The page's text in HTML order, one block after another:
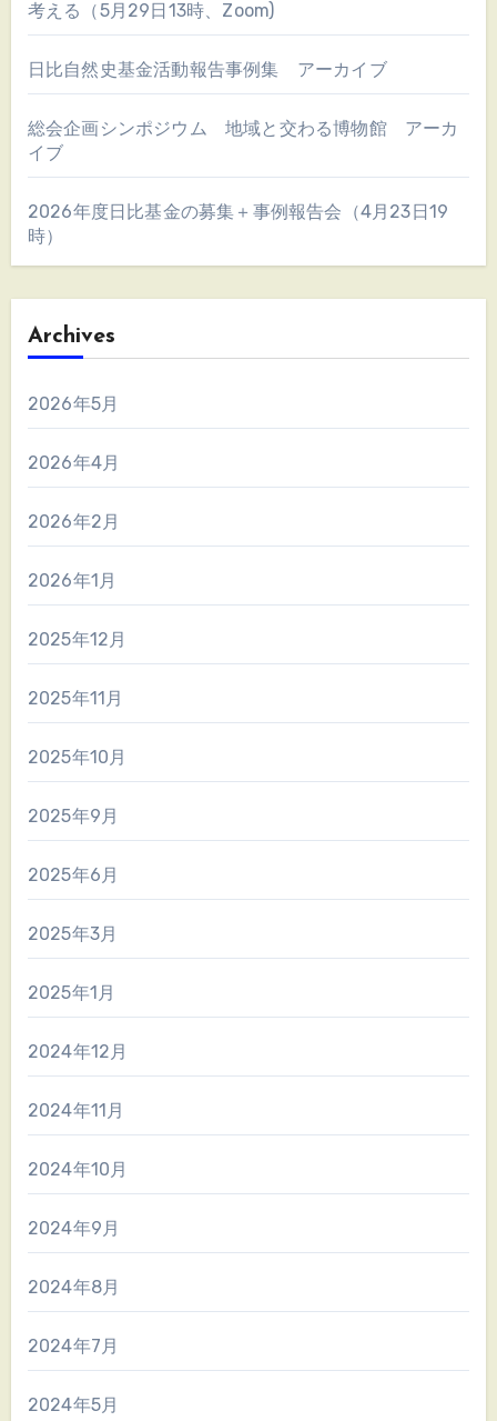
考える（5月29日13時、Zoom)
日比自然史基金活動報告事例集 アーカイブ
総会企画シンポジウム 地域と交わる博物館 アーカ
イブ
2026年度日比基金の募集＋事例報告会（4月23日19
時）
Archives
2026年5月
2026年4月
2026年2月
2026年1月
2025年12月
2025年11月
2025年10月
2025年9月
2025年6月
2025年3月
2025年1月
2024年12月
2024年11月
2024年10月
2024年9月
2024年8月
2024年7月
2024年5月